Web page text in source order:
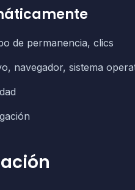
de permanencia, clics
navegador, sistema